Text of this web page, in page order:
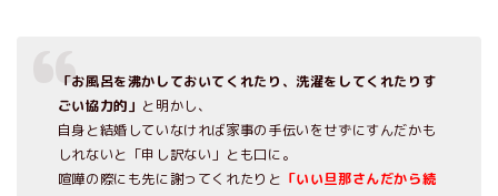
「お風呂を沸かしておいてくれたり、洗濯をしてくれたりす
ごい協力的」 と明かし、
自身と結婚していなければ家事の手伝いをせずにすんだかも
しれないと「申し訳ない」とも口に。
喧嘩の際にも先に謝ってくれたりと 「いい旦那さんだから続